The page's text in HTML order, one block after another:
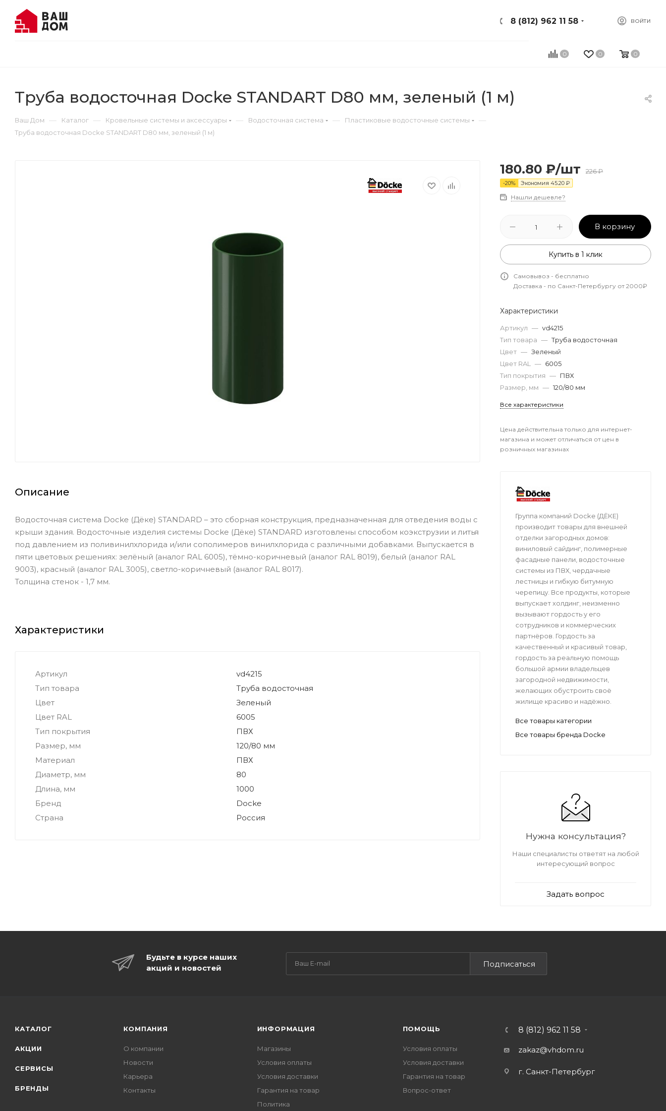
ВОЙТИ
8 (812) 962 11 58
0 0 0
Труба водосточная Docke STANDART D80 мм, зеленый (1 м)
Ваш Дом — Каталог — Кровельные системы и аксессуары — Водосточная система — Пластиковые водосточные системы —
Труба водосточная Docke STANDART D80 мм, зеленый (1 м)
Описание
Водосточная система Docke (Дёке) STANDARD – это сборная конструкция, предназначенная для отведения воды с
крыши здания. Водосточные изделия системы Docke (Дёке) STANDARD изготовлены способом коэкструзии и литья
под давлением из поливинилхлорида и/или сополимеров винилхлорида с различными добавками. Выпускается в
пяти цветовых решениях: зелёный (аналог RAL 6005), тёмно-коричневый (аналог RAL 8019), белый (аналог RAL
9003), красный (аналог RAL 3005), светло-коричневый (аналог RAL 8017).
Толщина стенок - 1,7 мм.
Характеристики
Артикул
vd4215
Тип товара
Труба водосточная
Цвет
Зеленый
Цвет RAL
6005
Тип покрытия
ПВХ
Размер, мм
120/80 мм
Материал
ПВХ
Диаметр, мм
80
Длина, мм
1000
Бренд
Docke
Страна
Россия
180.80 ₽/шт 226₽
-20% Экономия 45.20 ₽
Нашли дешевле?
В корзину
Купить в 1 клик
Самовывоз - бесплатно
Доставка - по Санкт-Петербургу от 2000₽
Характеристики
Артикул — vd4215
Тип товара — Труба водосточная
Цвет — Зеленый
Цвет RAL
— 6005
Тип покрытия — ПВХ
Размер, мм — 120/80 мм
Все характеристики
Цена действительна только для интернет-
магазина и может отличаться от цен в
розничных магазинах
Группа компаний Docke (ДЁКЕ)
производит товары для внешней
отделки загородных домов:
виниловый сайдинг, полимерные
фасадные панели, водосточные
системы из ПВХ, чердачные
лестницы и гибкую битумную
черепицу. Все продукты, которые
выпускает холдинг, неизменно
вызывают гордость у его
сотрудников и коммерческих
партнёров. Гордость за
качественный и красивый товар,
гордость за реальную помощь
большой армии владельцев
загородной недвижимости,
желающих обустроить своё
жилище красиво и надёжно.
Все товары категории
Все товары бренда Docke
Нужна консультация?
Наши специалисты ответят на любой
интересующий вопрос
Задать вопрос
Будьте в курсе наших
акций и новостей
Подписаться
КАТАЛОГ
АКЦИИ
СЕРВИСЫ
БРЕНДЫ
КОМПАНИЯ
О компании
Новости
Карьера
Контакты
ИНФОРМАЦИЯ
Магазины
Условия оплаты
Условия доставки
Гарантия на товар
Политика
ПОМОЩЬ
Условия оплаты
Условия доставки
Гарантия на товар
Вопрос-ответ
8 (812) 962 11 58
zakaz@vhdom.ru
г. Санкт-Петербург